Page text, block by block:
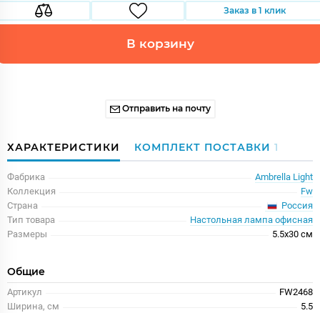
Заказ в 1 клик
В корзину
Отправить на почту
ХАРАКТЕРИСТИКИ КОМПЛЕКТ ПОСТАВКИ 1
Фабрика
Ambrella Light
Коллекция
Fw
Страна
Россия
Тип товара
Настольная лампа офисная
Размеры
5.5x30 см
Общие
Артикул
FW2468
Ширина, см
5.5